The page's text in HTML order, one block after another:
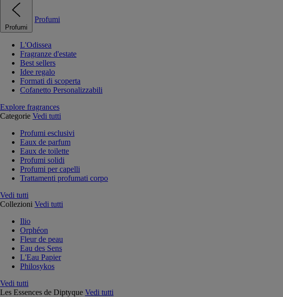
Profumi
Profumi
L'Odissea
Fragranze d'estate
Best sellers
Idee regalo
Formati di scoperta
Cofanetto Personalizzabili
Explore fragrances
Categorie Vedi tutti
Profumi esclusivi
Eaux de parfum
Eaux de toilette
Profumi solidi
Profumi per capelli
Trattamenti profumati corpo
Vedi tutti
Collezioni Vedi tutti
Ilio
Orphéon
Fleur de peau
Eau des Sens
L'Eau Papier
Philosykos
Vedi tutti
Les Essences de Diptyque Vedi tutti